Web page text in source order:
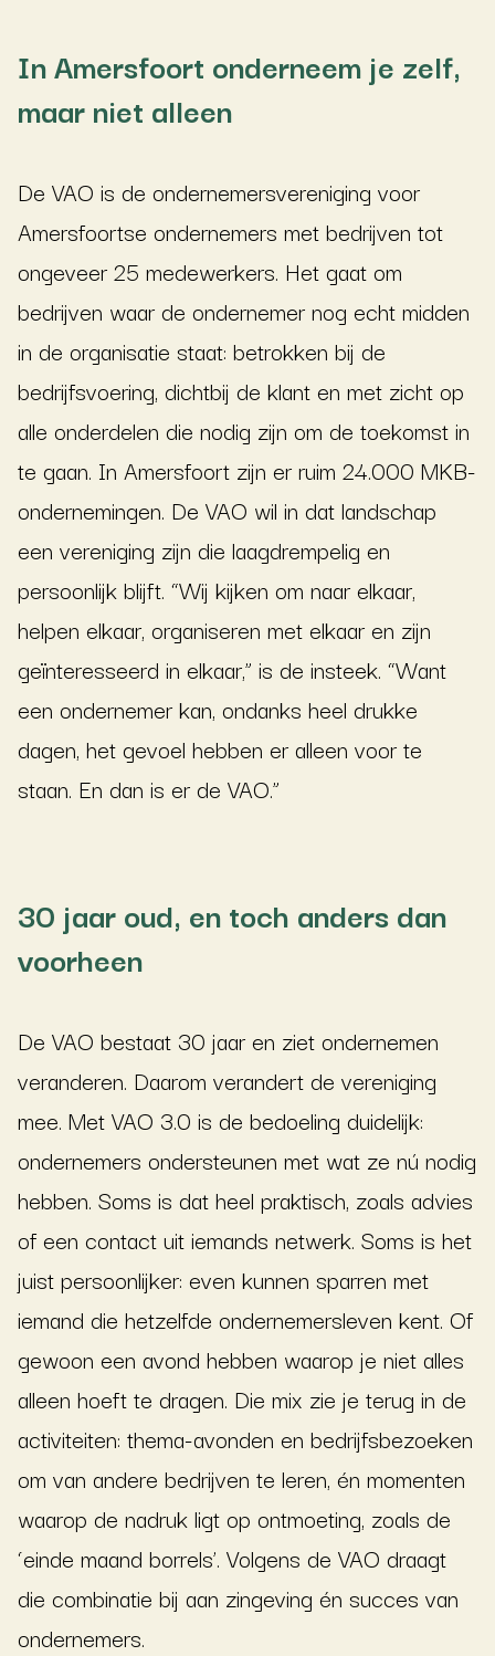
In Amersfoort onderneem je zelf,
maar niet alleen
De VAO is de ondernemersvereniging voor
Amersfoortse ondernemers met bedrijven tot
ongeveer 25 medewerkers. Het gaat om
bedrijven waar de ondernemer nog echt midden
in de organisatie staat: betrokken bij de
bedrijfsvoering, dichtbij de klant en met zicht op
alle onderdelen die nodig zijn om de toekomst in
te gaan. In Amersfoort zijn er ruim 24.000 MKB-
ondernemingen. De VAO wil in dat landschap
een vereniging zijn die laagdrempelig en
persoonlijk blijft. “Wij kijken om naar elkaar,
helpen elkaar, organiseren met elkaar en zijn
geïnteresseerd in elkaar,” is de insteek. “Want
een ondernemer kan, ondanks heel drukke
dagen, het gevoel hebben er alleen voor te
staan. En dan is er de VAO.”
30 jaar oud, en toch anders dan
voorheen
De VAO bestaat 30 jaar en ziet ondernemen
veranderen. Daarom verandert de vereniging
mee. Met VAO 3.0 is de bedoeling duidelijk:
ondernemers ondersteunen met wat ze nú nodig
hebben. Soms is dat heel praktisch, zoals advies
of een contact uit iemands netwerk. Soms is het
juist persoonlijker: even kunnen sparren met
iemand die hetzelfde ondernemersleven kent. Of
gewoon een avond hebben waarop je niet alles
alleen hoeft te dragen. Die mix zie je terug in de
activiteiten: thema-avonden en bedrijfsbezoeken
om van andere bedrijven te leren, én momenten
waarop de nadruk ligt op ontmoeting, zoals de
‘einde maand borrels’. Volgens de VAO draagt
die combinatie bij aan zingeving én succes van
ondernemers.